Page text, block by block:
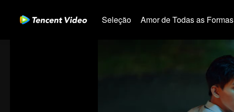
Seleção Amor de Todas as Formas